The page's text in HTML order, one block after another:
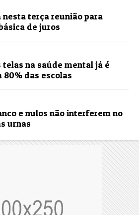
nesta terça reunião para
de juros
telas na saúde mental já é
80% das escolas
e nulos não interferem no
urnas